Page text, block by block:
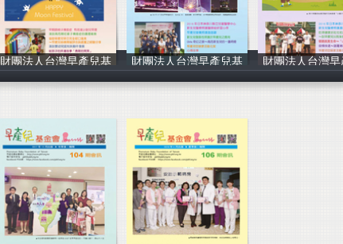
財團法人台灣早產兒基
財團法人台灣早
財團法人台灣早產兒基
財團法人台灣早
財團法人台灣
財團法人台